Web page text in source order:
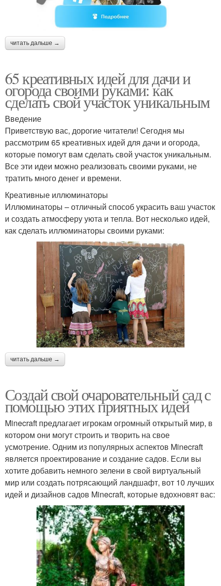
читать дальше →
65 креативных идей для дачи и
огорода своими руками: как
сделать свой участок уникальным
Введение
Приветствую вас, дорогие читатели! Сегодня мы
рассмотрим 65 креативных идей для дачи и огорода,
которые помогут вам сделать свой участок уникальным.
Все эти идеи можно реализовать своими руками, не
тратить много денег и времени.
Креативные иллюминаторы
Иллюминаторы – отличный способ украсить ваш участок
и создать атмосферу уюта и тепла. Вот несколько идей,
как сделать иллюминаторы своими руками:
читать дальше →
Создай свой очаровательный сад с
помощью этих приятных идей
Minecraft предлагает игрокам огромный открытый мир, в
котором они могут строить и творить на свое
усмотрение. Одним из популярных аспектов Minecraft
является проектирование и создание садов. Если вы
хотите добавить немного зелени в свой виртуальный
мир или создать потрясающий ландшафт, вот 10 лучших
идей и дизайнов садов Minecraft, которые вдохновят вас: